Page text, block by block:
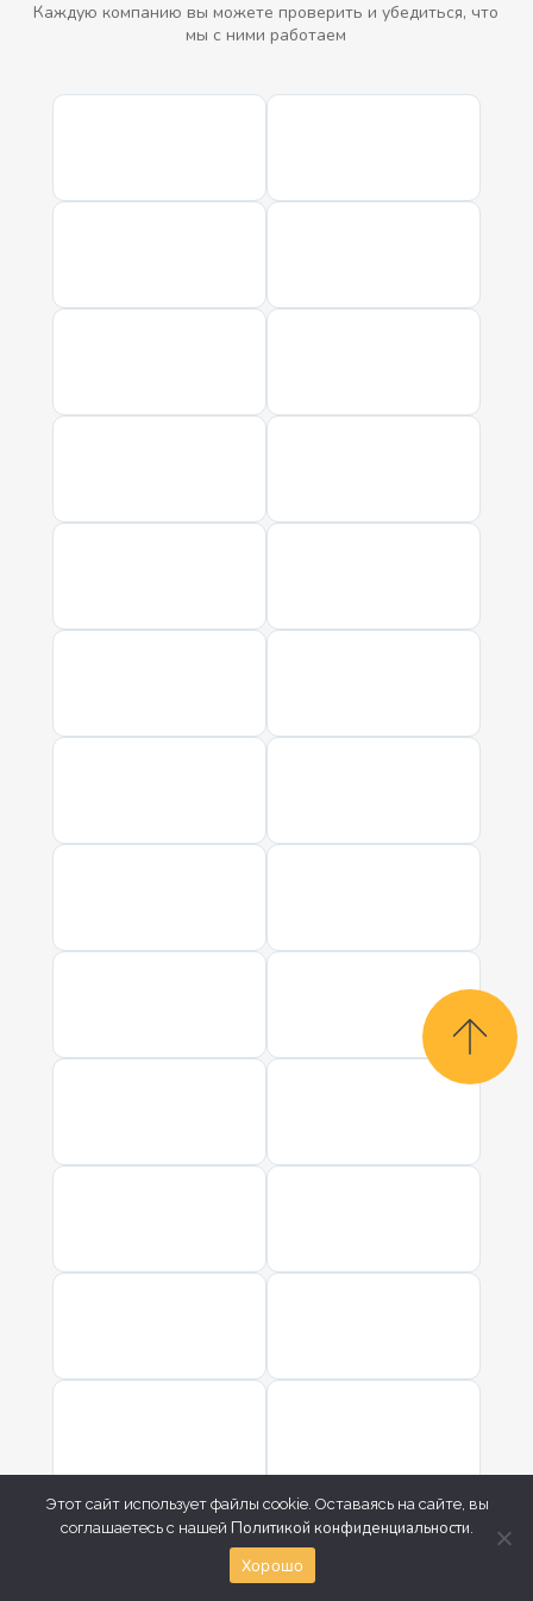
Каждую компанию вы можете проверить и убедиться, что
мы с ними работаем
Этот сайт использует файлы cookie. Оставаясь на сайте, вы
соглашаетесь с нашей Политикой конфиденциальности.
Хорошо